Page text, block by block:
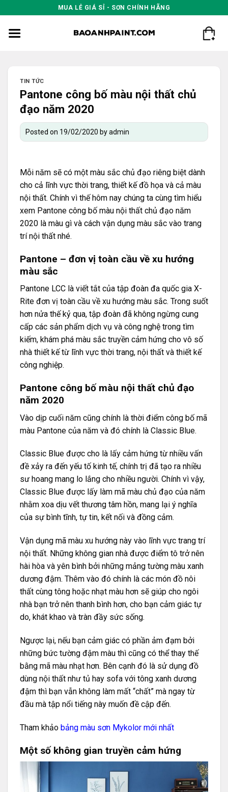
to
content
MUA LẺ GIÁ SỈ - SƠN CHÍNH HÃNG
TIN TỨC
Pantone công bố màu nội thất chủ
đạo năm 2020
Posted on 19/02/2020 byadmin
Mỗi năm sẽ có một màu sắc chủ đạo riêng biệt dành
cho cả lĩnh vực thời trang, thiết kế đồ họa và cả màu
nội thất. Chính vì thế hôm nay chúng ta cùng tìm hiểu
xem Pantone công bố màu nội thất chủ đạo năm
2020 là màu gì và cách vận dụng màu sắc vào trang
trí nội thất nhé.
Pantone – đơn vị toàn cầu về xu hướng
màu sắc
Pantone LCC là viết tắt của tập đoàn đa quốc gia X-
Rite đơn vị toàn cầu về xu hướng màu sắc. Trong suốt
hơn nửa thế kỷ qua, tập đoàn đã không ngừng cung
cấp các sản phẩm dịch vụ và công nghệ trong tìm
kiếm, khám phá màu sắc truyền cảm hứng cho vô số
nhà thiết kế từ lĩnh vực thời trang, nội thất và thiết kế
công nghiệp.
Pantone công bố màu nội thất chủ đạo
năm 2020
Vào dịp cuối năm cũng chính là thời điểm công bố mã
màu Pantone của năm và đó chính là Classic Blue.
Classic Blue được cho là lấy cảm hứng từ nhiều vấn
đề xảy ra đến yếu tố kinh tế, chính trị đã tạo ra nhiều
sư hoang mang lo lắng cho nhiều người. Chính vì vậy,
Classic Blue được lấy làm mã màu chủ đạo của năm
nhằm xoa dịu vết thương tâm hồn, mang lại ý nghĩa
của sự bình tĩnh, tự tin, kết nối và đồng cảm.
Vận dụng mã màu xu hướng này vào lĩnh vực trang trí
nội thất. Những không gian nhà được điểm tô trở nên
hài hòa và yên bình bởi những mảng tường màu xanh
dương đậm. Thêm vào đó chính là các món đồ nôi
thất cùng tông hoặc nhạt màu hơn sẽ giúp cho ngôi
nhà bạn trở nên thanh bình hơn, cho bạn cảm giác tự
do, khát khao và tràn đầy sức sống.
Ngược lại, nếu bạn cảm giác có phần ảm đạm bởi
những bức tường đậm màu thì cũng có thể thay thế
bằng mã màu nhạt hơn. Bên cạnh đó là sử dụng đồ
dùng nội thất như tủ hay sofa với tông xanh dương
đậm thì bạn vẫn không làm mất “chất” mà ngay từ
đầu mà tập nổi tiếng này muốn đề cập đến.
Tham khảo bảng màu sơn Mykolor mới nhất
Một số không gian truyền cảm hứng